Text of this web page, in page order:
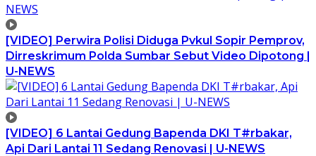
[VIDEO] Perwira Polisi Diduga Pvkul Sopir Pemprov,
Dirreskrimum Polda Sumbar Sebut Video Dipotong |
U-NEWS
[VIDEO] 6 Lantai Gedung Bapenda DKI T#rbakar,
Api Dari Lantai 11 Sedang Renovasi | U-NEWS